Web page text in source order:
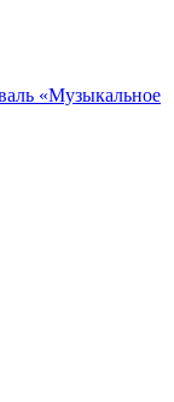
«Музыкальное